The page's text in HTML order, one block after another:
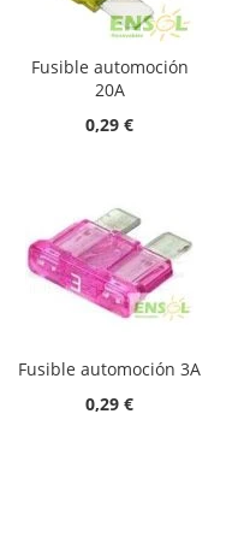
Fusible automoción
20A
0,29 €
Fusible automoción 3A
0,29 €